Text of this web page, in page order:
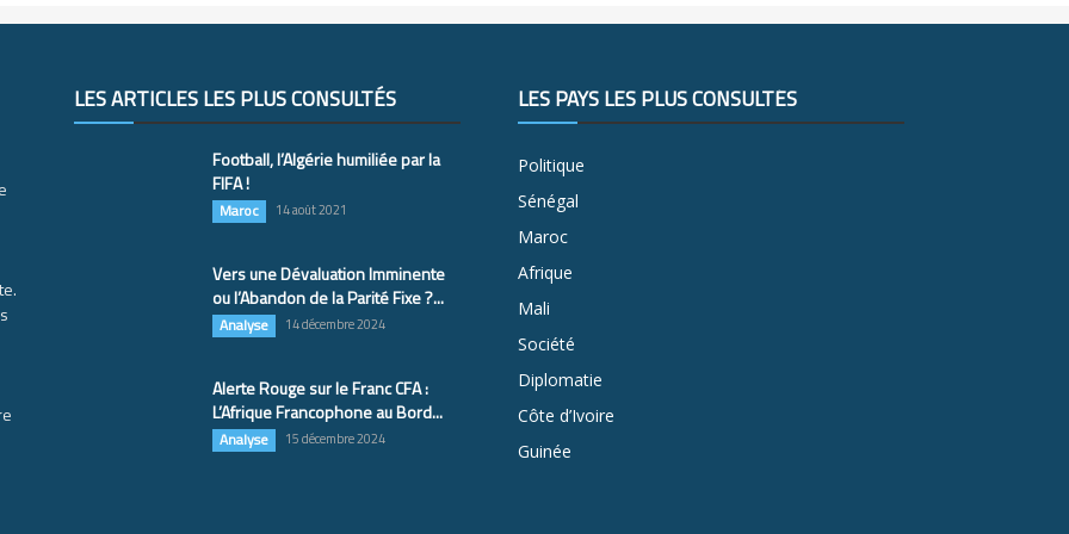
LES ARTICLES LES PLUS CONSULTÉS
Football, l’Algérie humiliée par la
FIFA !
Maroc 14 août 2021
Vers une Dévaluation Imminente
ou l’Abandon de la Parité Fixe ?...
Analyse 14 décembre 2024
Alerte Rouge sur le Franc CFA :
L’Afrique Francophone au Bord...
Analyse 15 décembre 2024
LES PAYS LES PLUS CONSULTÉS
Politique
Sénégal
Maroc
Afrique
Mali
Société
Diplomatie
Côte d’Ivoire
Guinée